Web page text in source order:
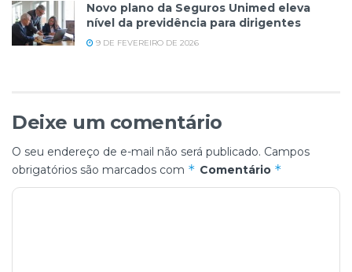
Novo plano da Seguros Unimed eleva
nível da previdência para dirigentes
9 DE FEVEREIRO DE 2026
Deixe um comentário
O seu endereço de e-mail não será publicado. Campos
obrigatórios são marcados com * Comentário *